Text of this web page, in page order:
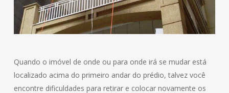
Quando o imóvel de onde ou para onde irá se mudar está
localizado acima do primeiro andar do prédio, talvez você
encontre dificuldades para retirar e colocar novamente os